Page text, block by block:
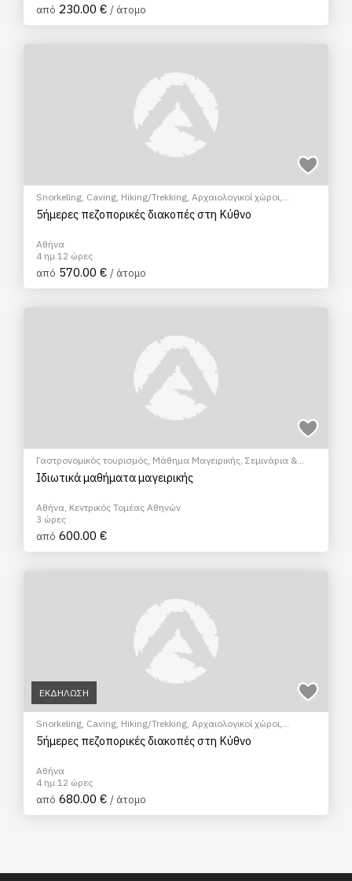
από 230.00 € / άτομο
Snorkeling, Caving, Hiking/Trekking, Αρχαιολογικοί χώροι,
Μάθημα Μαγειρικής
Σεμινάρια & Μαθήματα
5ήμερες πεζοπορικές διακοπές στη Κύθνο
Αθήνα
4 ημ 12 ώρες
από 570.00 € / άτομο
Γαστρονομικός τουρισμός, Μάθημα Μαγειρικής, Σεμινάρια &
Μαθήματα
Ιδιωτικά μαθήματα μαγειρικής
Αθήνα, Κεντρικός Τομέας Αθηνών
3 ώρες
από 600.00 €
ΕΚΔΗΛΩΣΗ
Snorkeling, Caving, Hiking/Trekking, Αρχαιολογικοί χώροι,
Μάθημα Μαγειρικής
Σεμινάρια & Μαθήματα
5ήμερες πεζοπορικές διακοπές στη Κύθνο
Αθήνα
4 ημ 12 ώρες
από 680.00 € / άτομο